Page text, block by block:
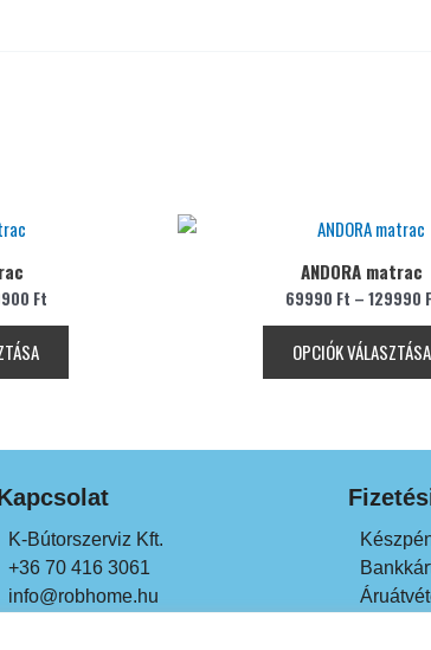
Ft
a
termékoldalon
választhatók
ki
ANDORA matrac
69990 Ft – 129990
OPCIÓK VÁLASZTÁSA
K-Bútorszerviz Kft.
+36 70 416 3061
info@robhome.hu